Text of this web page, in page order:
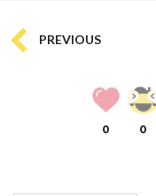
PREVIOUS
0 0